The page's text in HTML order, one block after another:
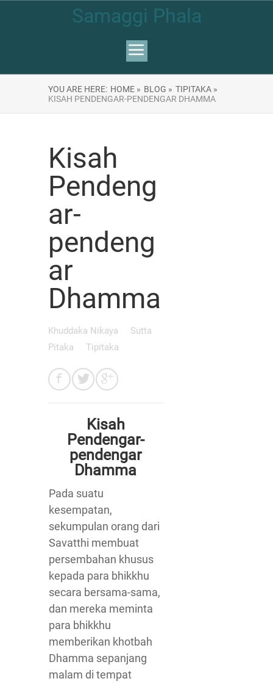
Samaggi Phala
YOU ARE HERE: HOME » BLOG » TIPITAKA »
KISAH PENDENGAR-PENDENGAR DHAMMA
Kisah
Pendeng
ar-
pendeng
ar
Dhamma
Khuddaka Nikaya
Sutta
Pitaka
Tipitaka
Kisah
Pendengar-
pendengar
Dhamma
Pada suatu
kesempatan,
sekumpulan orang dari
Savatthi membuat
persembahan khusus
kepada para bhikkhu
secara bersama-sama,
dan mereka meminta
para bhikkhu
memberikan khotbah
Dhamma sepanjang
malam di tempat